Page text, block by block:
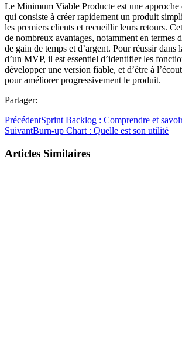
Le Minimum Viable Producte est une approche
qui consiste à créer rapidement un produit
les premiers clients et recueillir leurs retours.
de nombreux avantages, notamment en termes
de gain de temps et d’argent. Pour réussir dans
d’un MVP, il est essentiel d’identifier les
développer une version fiable, et d’être à
pour améliorer progressivement le produit.
Partager:
PrécédentSprint Backlog : Comprendre et
SuivantBurn-up Chart : Quelle est son utilité
Articles Similaires